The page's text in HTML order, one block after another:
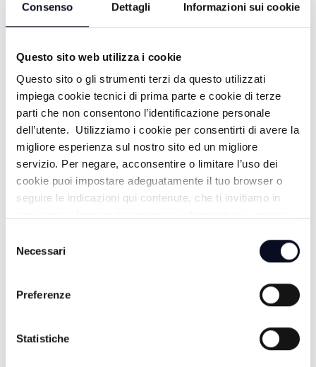
Consenso Dettagli Informazioni sui cookie
Questo sito web utilizza i cookie
Questo sito o gli strumenti terzi da questo utilizzati
impiega cookie tecnici di prima parte e cookie di terze
parti che non consentono l’identificazione personale
dell’utente. Utilizziamo i cookie per consentirti di avere la
migliore esperienza sul nostro sito ed un migliore
servizio. Per negare, acconsentire o limitare l’uso dei
cookie puoi impostare adeguatamente il tuo browser o
seguire le indicazioni qui contenute, che ti invitiamo in
delNecessari
Preferenze
Statistiche
EXTRA ESTATE
LUOGHI E MISTERI